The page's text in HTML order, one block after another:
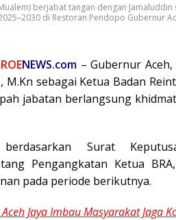
berjabat tangan dengan
di Restoran Pendopo Gubernur
NEWS.com– Gubernur Aceh,
M.Kn sebagai Ketua Badan
jabatan berlangsung
Surat
Pengangkatan Ketua
pada periode berikutnya.
Jaya Imbau Masyarakat Jaga